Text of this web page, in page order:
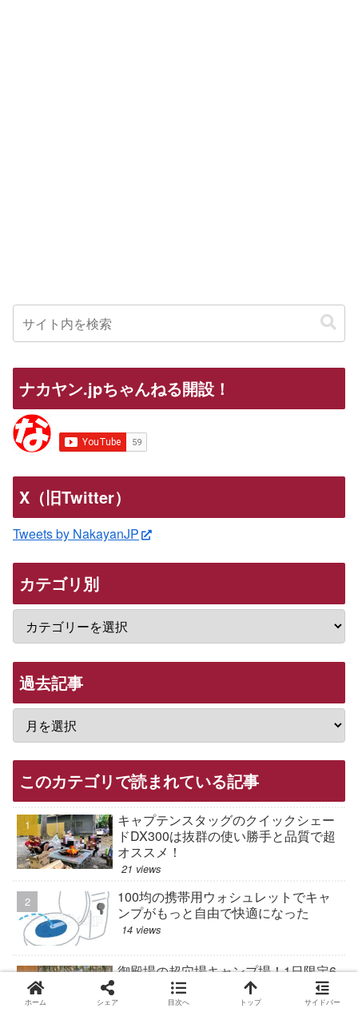
ナカヤン.jpちゃんねる開設！
X（旧Twitter）
Tweets by NakayanJP
カテゴリ別
過去記事
このカテゴリで読まれている記事
キャプテンスタッグのクイックシェー
ドDX300は抜群の使い勝手と品質で超
オススメ！
21 views
100均の携帯用ウォシュレットでキャ
ンプがもっと自由で快適になった
14 views
御殿場の超穴場キャンプ場！1日限定6
組、快適広々で財布にも優しい林間サ
イト、檜の森（ひのきのもり）キャン
ホーム シェア 目次へ トップ サイドバー